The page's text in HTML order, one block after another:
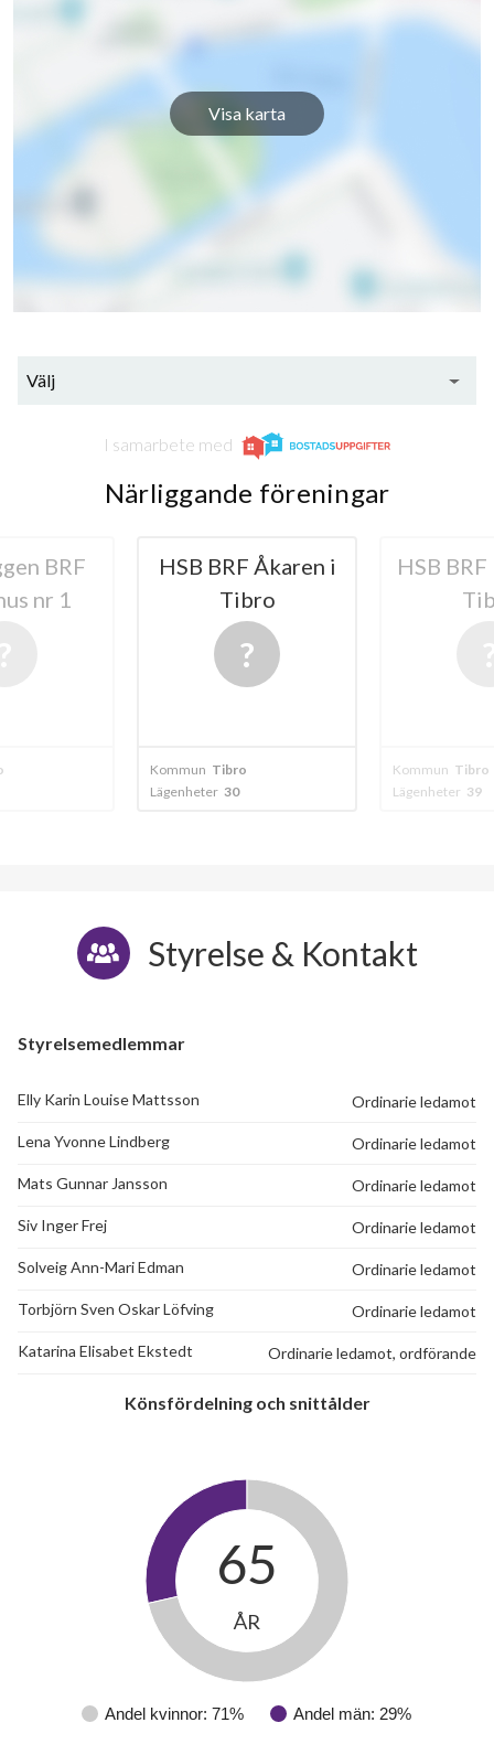
Visa karta
Välj
I samarbete med
Närliggande föreningar
BRF
nr 1
HSB BRF Åkaren i
Tibro
Kommun Tibro
Lägenheter 30
HSB
Kommun Tibro
Lägenheter 39
Styrelse & Kontakt
Styrelsemedlemmar
Elly Karin Louise Mattsson Ordinarie ledamot
Lena Yvonne Lindberg Ordinarie ledamot
Mats Gunnar Jansson Ordinarie ledamot
Siv Inger Frej Ordinarie ledamot
Solveig Ann-Mari Edman Ordinarie ledamot
Torbjörn Sven Oskar Löfving Ordinarie ledamot
Katarina Elisabet Ekstedt Ordinarie ledamot, ordförande
Könsfördelning och snittålder
Andel kvinnor: 71% Andel män: 29%
65
ÅR